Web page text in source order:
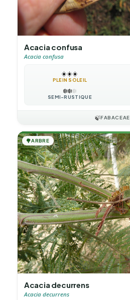
Acacia confusa
Acacia confusa
☀️☀️☀️
PLEIN SOLEIL
❄️❄️❄️
SEMI-RUSTIQUE
🍃FABACEAE
🌳ARBRE
Acacia decurrens
Acacia decurrens